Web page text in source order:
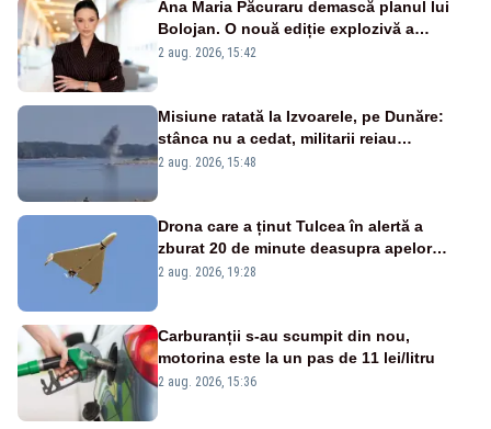
Ana Maria Păcuraru demască planul lui
Bolojan. O nouă ediție explozivă a
emisiunii „Miza Zilei” la Realitatea PLUS
2 aug. 2026, 15:42
Misiune ratată la Izvoarele, pe Dunăre:
stânca nu a cedat, militarii reiau
detonările luni – VIDEO
2 aug. 2026, 15:48
Drona care a ținut Tulcea în alertă a
zburat 20 de minute deasupra apelor
României. Au fost ridicate două F-16
2 aug. 2026, 19:28
Carburanții s-au scumpit din nou,
motorina este la un pas de 11 lei/litru
2 aug. 2026, 15:36